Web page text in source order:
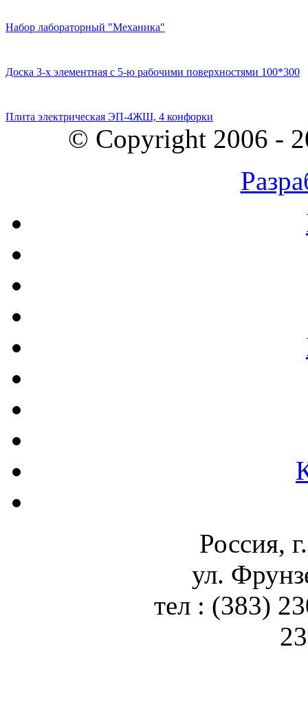
Набор лабораторный "Механика"
Доска 3-х элементная с 5-ю рабочими поверхностями 100*300
Плита электрическая ЭП-4ЖШ, 4 конфорки
© Copyright 2006 -
Россия,
ул.
тел : (383)